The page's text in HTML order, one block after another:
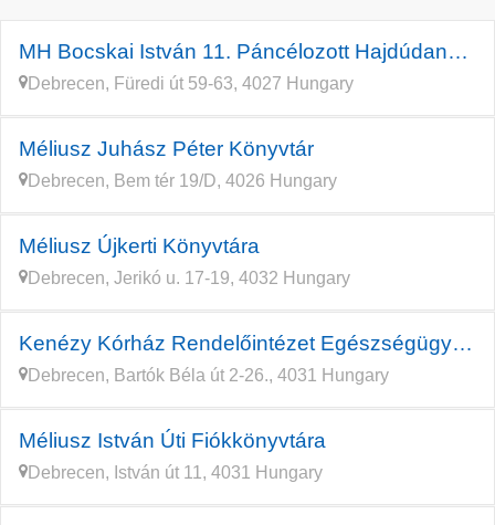
MH Bocskai István 11. Páncélozott Hajdúdandár Könyvtára és Közmű
Debrecen, Füredi út 59-63, 4027 Hungary
Méliusz Juhász Péter Könyvtár
Debrecen, Bem tér 19/D, 4026 Hungary
Méliusz Újkerti Könyvtára
Debrecen, Jerikó u. 17-19, 4032 Hungary
Kenézy Kórház Rendelőintézet Egészségügyi Szolgáltató Korlátolt
Debrecen, Bartók Béla út 2-26., 4031 Hungary
Méliusz István Úti Fiókkönyvtára
Debrecen, István út 11, 4031 Hungary